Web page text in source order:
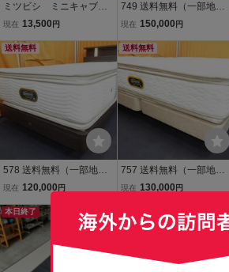
ミツビシ ミニキャブ
軽トラック シート 運
61 U62 要返送
現在 13,500 円
749 送料無料（一部地域
を除く）展示品 シモンズ
ス プラッシュピロートッ
プ シングルベッド宮・照
明・引出付 55万
現在 150,000 円
送料無料
578 送料無料（一部地域
を除く）展示品 シモンズ
ルベッド 宮・照明付
現在 120,000 円
送料無料
757 送料無料（一部地域
を除く）展示品 シモンズ
ートッププレミアム クイ
ーンベッド
現在 130,000 円
本日終了 送料無料